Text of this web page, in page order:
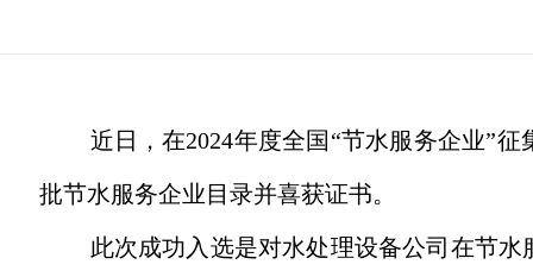
近日，在2024年度全国“节水服务企业”
批节水服务企业目录并喜获证书。
此次成功入选是对水处理设备公司在节